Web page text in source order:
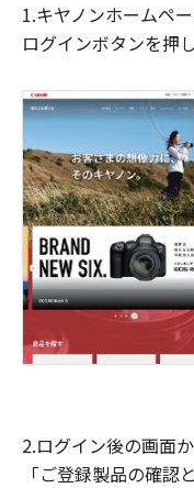
1.キヤノンホームペ
ログインボタンを押
2.ログイン後の画面
「ご登録製品の確認